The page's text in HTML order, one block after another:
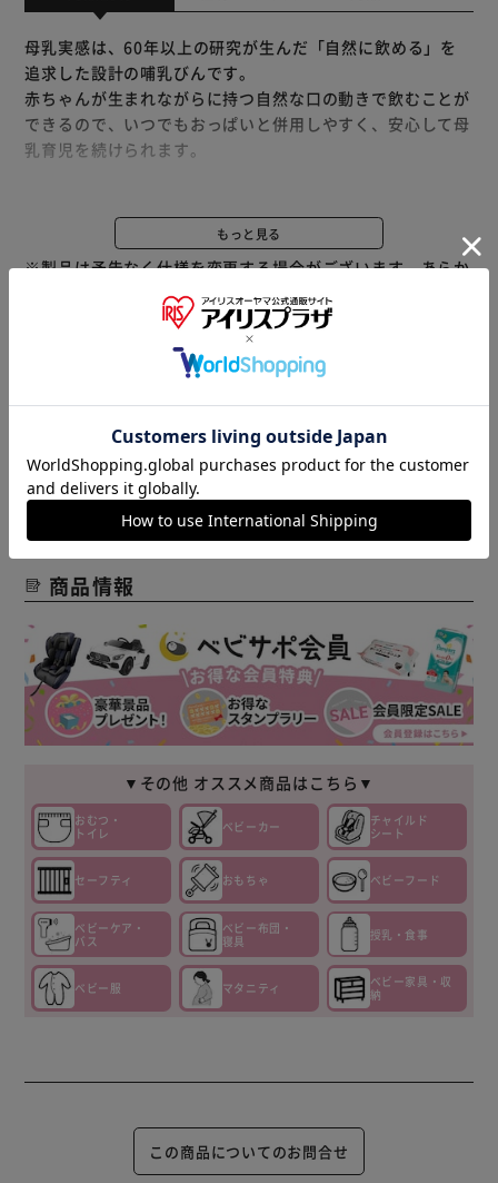
母乳実感は、60年以上の研究が生んだ「自然に飲める」を
追求した設計の哺乳びんです。
赤ちゃんが生まれながらに持つ自然な口の動きで飲むことが
できるので、いつでもおっぱいと併用しやすく、安心して母
乳育児を続けられます。
◆0カ月から、母乳実感乳首SS（丸穴）付き
◆哺乳の3原則「吸着（きゅうちゃく）」「吸啜（きゅうて
「吸着」サポート：おっぱいに近づけ、スムーズな舌の動き
をさまたげないもっちり触感
「吸啜」サポート：お口に密着できるぴたっとカーブ、適切
なくわえこみ目安ラッチオンライン
「嚥下」サポート：「成長・発達」に合わせて設計した吸い
◆病産院での高い使用実績
◆プラスチックは医療系で使用される高品質プラスチックで
す。また、BPAフリーで安全な材料を使用しています。
もっと見る
※製品は予告なく仕様を変更する場合がございます。あらか
じめご了承ください。
※当商品はお取り寄せ品の為、在庫の確認及び商品のお届け
までお時間を頂く場合がございます。
また、商品がメーカーにて完売となっていた場合、キャンセ
ル又は注文内容の変更をお願いいたしております。
予めご了承くださいますようお願いいたします。
商品はアイリスプラザがセレクトしたオススメ商品です。
商品情報
▼その他 オススメ商品はこちら▼
おむつ・
トイレ
ベビーカー
チャイルド
シート
セーフティ おもちゃ ベビーフード
ベビーケア・
バス
ベビー布団・
寝具
授乳・食事
ベビー服 マタニティ
ベビー家具・収
納
この商品についてのお問合せ